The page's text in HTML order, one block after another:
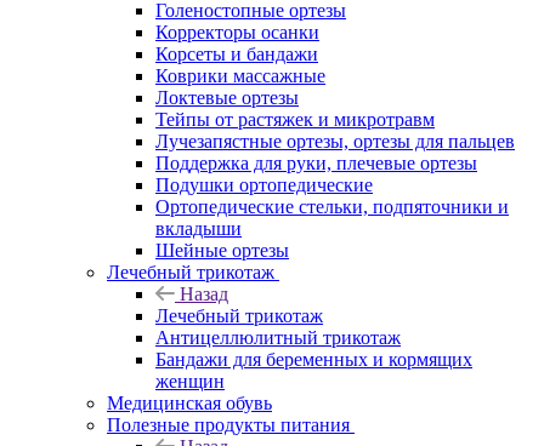
Голеностопные ортезы
Корректоры осанки
Корсеты и бандажи
Коврики массажные
Локтевые ортезы
Тейпы от растяжек и микротравм
Лучезапястные ортезы, ортезы для пальцев
Поддержка для руки, плечевые ортезы
Подушки ортопедические
Ортопедические стельки, подпяточники и
вкладыши
Шейные ортезы
Лечебный трикотаж
Назад
Лечебный трикотаж
Антицеллюлитный трикотаж
Бандажи для беременных и кормящих
женщин
Медицинская обувь
Полезные продукты питания